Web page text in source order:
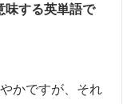
味する英単語で
かですが、それ